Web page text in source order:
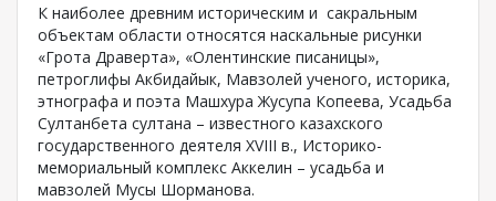
К наиболее древним историческим и сакральным
объектам области относятся наскальные рисунки
«Грота Драверта», «Олентинские писаницы»,
петроглифы Акбидайык, Мавзолей ученого, историка,
этнографа и поэта Машхура Жусупа Копеева, Усадьба
Султанбета султана – известного казахского
государственного деятеля XVIII в., Историко-
мемориальный комплекс Аккелин – усадьба и
мавзолей Мусы Шорманова.